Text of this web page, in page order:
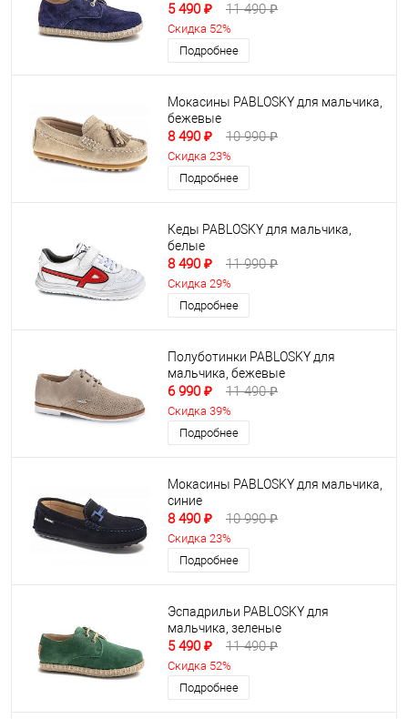
5 490 ₽ 11 490 ₽
Скидка 52%
Подробнее
Мокасины PABLOSKY для мальчика,
бежевые
8 490 ₽ 10 990 ₽
Скидка 23%
Подробнее
Кеды PABLOSKY для мальчика,
белые
8 490 ₽ 11 990 ₽
Скидка 29%
Подробнее
Полуботинки PABLOSKY для
мальчика, бежевые
6 990 ₽ 11 490 ₽
Скидка 39%
Подробнее
Мокасины PABLOSKY для мальчика,
синие
8 490 ₽ 10 990 ₽
Скидка 23%
Подробнее
Эспадрильи PABLOSKY для
мальчика, зеленые
5 490 ₽ 11 490 ₽
Скидка 52%
Подробнее